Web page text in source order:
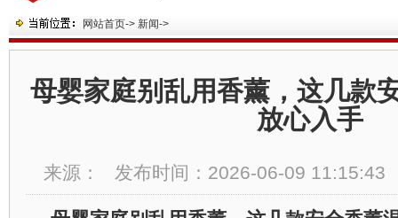
网站首页-> 新闻->
母婴家庭别乱用香薰，这几款
放心入手
来源： 发布时间： 2026-06-09 11:15:43